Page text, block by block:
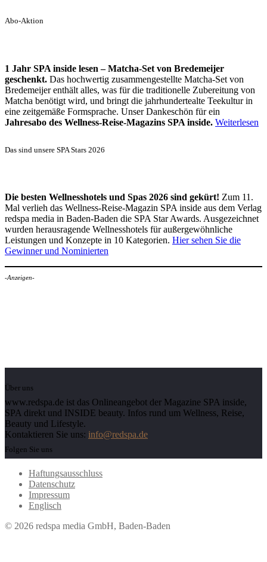
Abo-Aktion
1 Jahr SPA inside lesen – Matcha-Set von Bredemeijer
geschenkt. Das hochwertig zusammengestellte Matcha-Set von
Bredemeijer enthält alles, was für die traditionelle Zubereitung von
Matcha benötigt wird, und bringt die jahrhundertealte Teekultur in
eine zeitgemäße Formsprache. Unser Dankeschön für ein
Jahresabo des Wellness-Reise-Magazins SPA inside. Weiterlesen
Das sind unsere SPA Stars 2026
Die besten Wellnesshotels und Spas 2026 sind gekürt! Zum 11.
Mal verlieh das Wellness-Reise-Magazin SPA inside aus dem Verlag
redspa media in Baden-Baden die SPA Star Awards. Ausgezeichnet
wurden herausragende Wellnesshotels für außergewöhnliche
Leistungen und Konzepte in 10 Kategorien. Hier sehen Sie die
Gewinner und Nominierten
-Anzeigen-
Über uns
www.redspa.de ist das Onlineangebot der Magazine SPA inside,
SPA direkt und INSIDE beauty. Infos rund um Wellness, Reise,
Beauty und Lifestyle.
Kontaktieren Sie uns: info@redspa.de
Folgen Sie uns
Haftungsausschluss
Datenschutz
Impressum
Englisch
© 2026 redspa media GmbH, Baden-Baden